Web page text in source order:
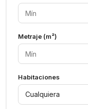
Metraje (m²)
Habitaciones
Cualquiera